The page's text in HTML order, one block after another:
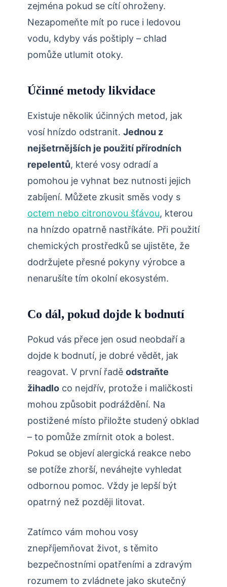
zejména‌ pokud se cítí ohroženy.
Nezapomeňte mít po ruce i ledovou
vodu, kdyby vás poštiply – chlad
pomůže ​utlumit otoky.
Účinné metody likvidace
Existuje několik účinných metod, jak
vosí hnízdo odstranit. Jednou z
nejšetrnějších je použití přírodních
‍repelentů, které vosy odradí ⁤a
pomohou je vyhnat bez nutnosti jejich
zabíjení. Můžete​ zkusit směs vody s
octem nebo citronovou šťávou, kterou
na hnízdo opatrně nastříkáte. Při použití
chemických prostředků se ujistěte, že
dodržujete přesné⁢ pokyny výrobce ⁢a
nenarušíte tím⁤ okolní ekosystém.
Co dál, pokud dojde k ⁢bodnutí
Pokud⁣ vás přece ⁤jen osud​ neobdaří a
dojde k bodnutí, je dobré vědět, ⁣jak
reagovat. V první řadě odstraňte
žihadlo co nejdřív, protože i maličkosti
mohou způsobit podráždění. Na
postižené místo přiložte studený obklad
– ‌to pomůže zmírnit otok a bolest.
Pokud se objeví alergická reakce nebo
se potíže zhorší, neváhejte⁢ vyhledat
odbornou pomoc. Vždy je lepší být
opatrný ‌než později litovat.
Zatímco vám mohou vosy
znepříjemňovat život, s těmito
bezpečnostními opatřeními a zdravým
rozumem to zvládnete jako skutečný